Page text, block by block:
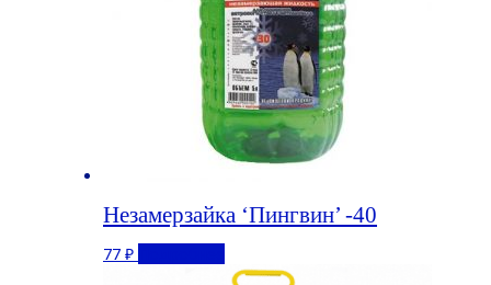
Незамерзайка ‘Пингвин’ -40
77 ₽